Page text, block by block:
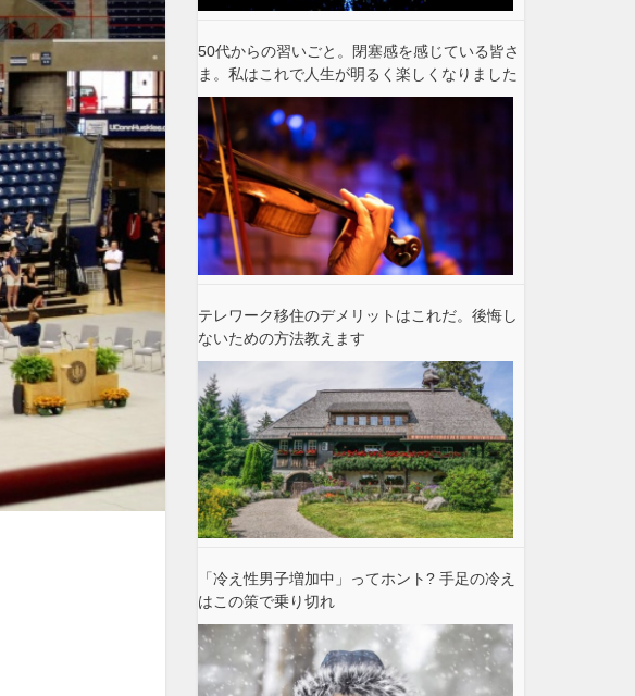
50代からの習いごと。閉塞感を感じている皆さ
ま。私はこれで人生が明るく楽しくなりました
テレワーク移住のデメリットはこれだ。後悔し
ないための方法教えます
「冷え性男子増加中」ってホント? 手足の冷え
はこの策で乗り切れ